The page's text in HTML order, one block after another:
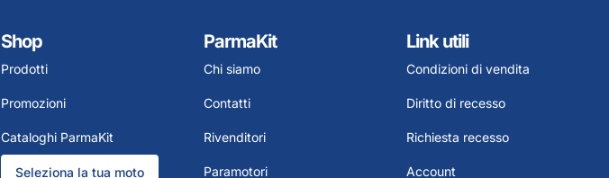
Shop
Prodotti
Promozioni
Cataloghi ParmaKit
Seleziona la tua moto
ParmaKit
Chi siamo
Contatti
Rivenditori
Paramotori
Link utili
Condizioni di vendita
Diritto di recesso
Richiesta recesso
Account